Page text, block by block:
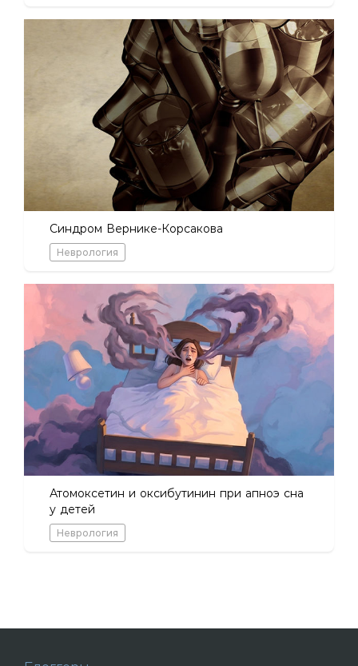
Синдром Вернике-Корсакова
Неврология
Атомоксетин и оксибутинин при апноэ сна
у детей
Неврология